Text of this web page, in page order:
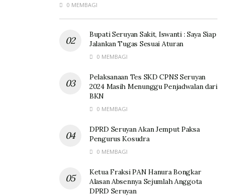
0 MEMBAGI
Bupati Seruyan Sakit, Iswanti : Saya Siap
Jalankan Tugas Sesuai Aturan
0 MEMBAGI
Pelaksanaan Tes SKD CPNS Seruyan
2024 Masih Menunggu Penjadwalan dari
BKN
0 MEMBAGI
DPRD Seruyan Akan Jemput Paksa
Pengurus Kosudra
0 MEMBAGI
Ketua Fraksi PAN Hanura Bongkar
Alasan Absennya Sejumlah Anggota
DPRD Seruyan